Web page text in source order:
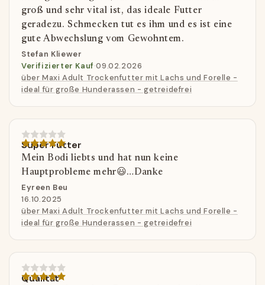
groß und sehr vital ist, das ideale Futter
geradezu. Schmecken tut es ihm und es ist eine
gute Abwechslung vom Gewohntem.
Stefan Kliewer
Verifizierter Kauf·09.02.2026
über Maxi Adult Trockenfutter mit Lachs und Forelle -
ideal für große Hunderassen - getreidefrei
Super Futter
Mein Bodi liebts und hat nun keine
Hauptprobleme mehr😃…Danke
Eyreen Beu
16.10.2025
über Maxi Adult Trockenfutter mit Lachs und Forelle -
ideal für große Hunderassen - getreidefrei
Qualität